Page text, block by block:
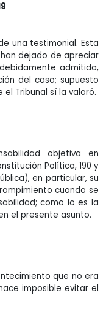
una testimonial. Esta
dejado de apreciar
admitida,
del caso; supuesto
Tribunal sí la valoró.
objetiva en
Política, 190 y
en particular, su
cuando se
como lo es la
el presente asunto.
que no era
imposible evitar el